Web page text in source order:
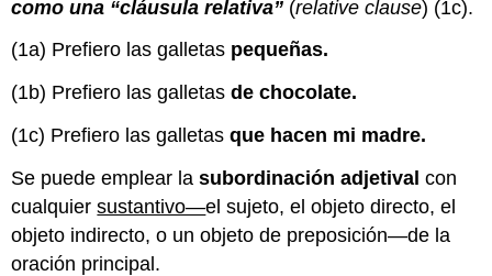
como una “cláusula relativa” (relative clause) (1c).
(1a) Prefiero las galletas pequeñas.
(1b) Prefiero las galletasde chocolate.
(1c) Prefiero las galletasque hacen mi madre.
Se puede emplear lasubordinación adjetival con
cualquiersustantivo—el sujeto, el objeto directo, el
objeto indirecto, o un objeto de preposición—de la
oración principal.